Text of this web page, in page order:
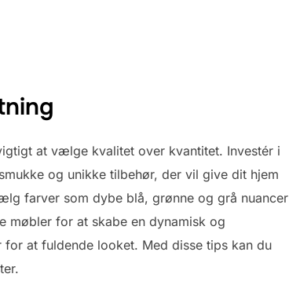
at vælge kvalitet over kvantitet. Investér i
og unikke tilbehør, der vil give dit hjem
farver som dybe blå, grønne og grå nuancer
møbler for at skabe en dynamisk og
at fuldende looket. Med disse tips kan du